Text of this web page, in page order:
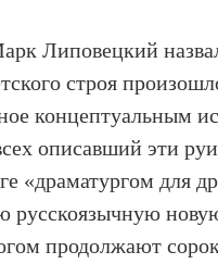
Липовецкий
строя
концептуальным
описавший эти
«драматургом для
русскоязычную
продолжают